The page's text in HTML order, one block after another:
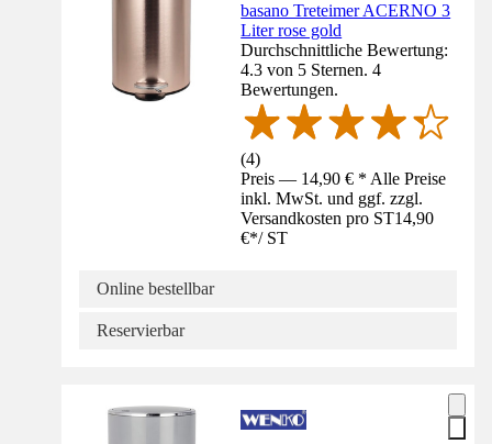
basano Treteimer ACERNO 3
Liter rose gold
Durchschnittliche Bewertung:
4.3 von 5 Sternen. 4
Bewertungen.
(4)
Preis — 14,90 € * Alle Preise
inkl. MwSt. und ggf. zzgl.
Versandkosten pro ST14,90
€*/ ST
Online bestellbar
Reservierbar